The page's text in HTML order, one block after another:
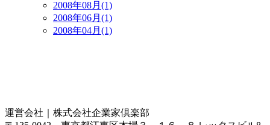
2008年08月(1)
2008年06月(1)
2008年04月(1)
運営会社｜ 株式会社企業家倶楽部